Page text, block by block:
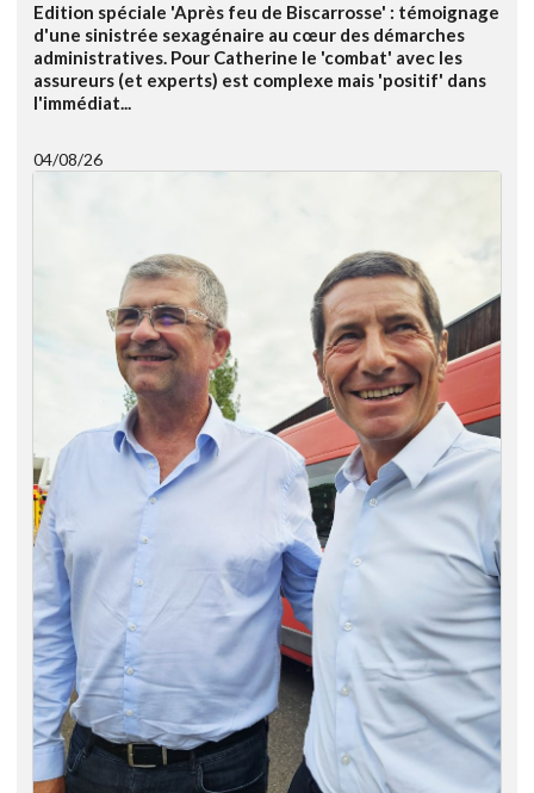
Edition spéciale 'Après feu de Biscarrosse' : témoignage
d'une sinistrée sexagénaire au cœur des démarches
administratives. Pour Catherine le 'combat' avec les
assureurs (et experts) est complexe mais 'positif' dans
l'immédiat...
04/08/26